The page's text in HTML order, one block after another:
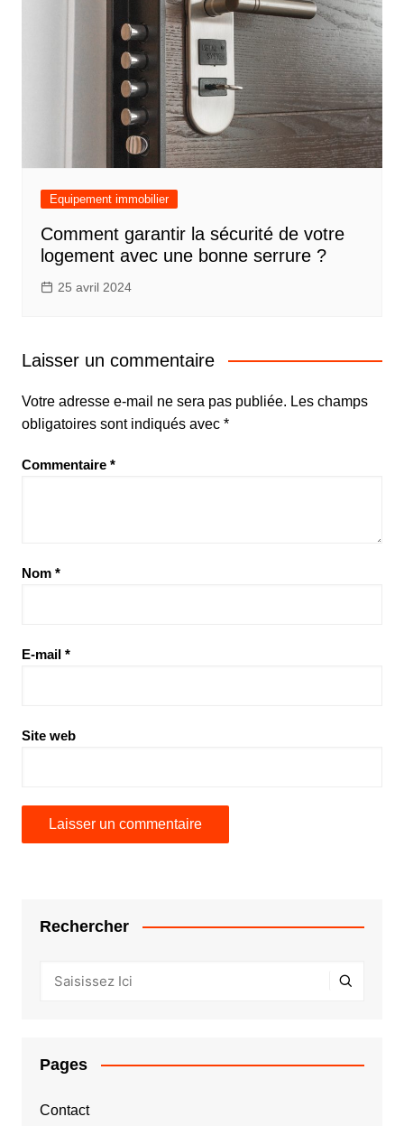
Equipement immobilier
Comment garantir la sécurité de votre
logement avec une bonne serrure ?
25 avril 2024
Laisser un commentaire
Votre adresse e-mail ne sera pas publiée. Les champs
obligatoires sont indiqués avec *
Commentaire *
Nom *
E-mail *
Site web
Rechercher
Pages
Contact